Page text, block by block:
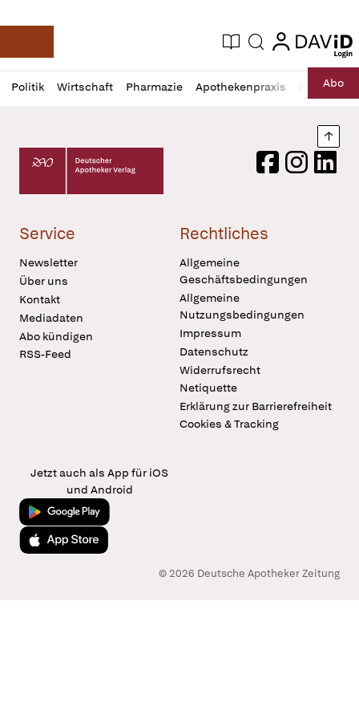
Deutsche Apotheker Zeitung
Aktuelle Ausgabe
Suche login
login
Politik Wirtschaft Pharmazie Apothekenpraxis RechtAbo
Profil
öffnen
Daz
Pur
Deutscher Apotheker Verlag Logo
FacebookInstagram
Service
Newsletter
Über uns
Kontakt
Mediadaten
Abo kündigen
RSS-Feed
Rechtliches
Allgemeine
Geschäftsbedingungen
Allgemeine
Nutzungsbedingungen
Impressum
Datenschutz
Widerrufsrecht
Netiquette
Erklärung zur Barrierefreiheit
Cookies & Tracking
Jetzt auch als App für iOS
und Android
Jetzt bei Google Play
Laden im App Store
© 2026 Deutsche Apotheker Zeitung